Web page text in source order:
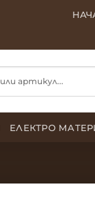
ЕЛЕКТРО